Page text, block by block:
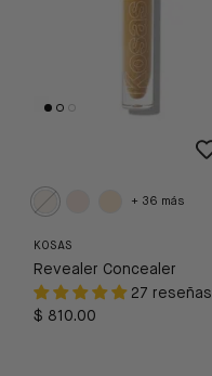
KOSAS
Revealer Concealer
27 reseñas
$ 810.00
+ 36 más